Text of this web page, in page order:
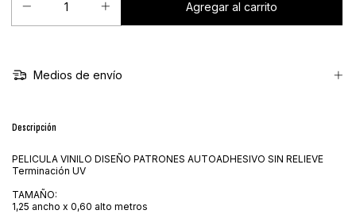
Medios de envío
Descripción
PELICULA VINILO DISEÑO PATRONES AUTOADHESIVO SIN RELIEVE
Terminación UV
TAMAÑO:
1,25 ancho x 0,60 alto metros